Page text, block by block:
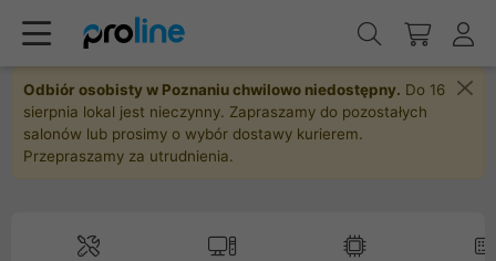
Odbiór osobisty w Poznaniu chwilowo niedostępny. Do 16
sierpnia lokal jest nieczynny. Zapraszamy do pozostałych
salonów lub prosimy o wybór dostawy kurierem.
Przepraszamy za utrudnienia.